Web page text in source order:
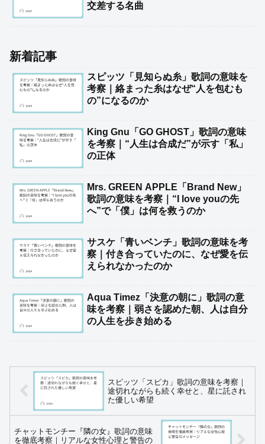
交差する名曲
新着記事
スピッツ「見知らぬ糸」歌詞の意味を
考察｜絡まった糸はなぜ“人を包むも
の”になるのか
King Gnu「GO GHOST」歌詞の意味
を考察｜“人生は合成だ”が示す「私」
の正体
Mrs. GREEN APPLE「Brand New」
歌詞の意味を考察｜“I love youの先
へ”で「僕」は何を救うのか
サスケ「青いベンチ」歌詞の意味を考
察｜付き合っていたのに、なぜ愛を伝
えられなかったのか
Aqua Timez「決意の朝に」歌詞の意
味を考察｜弱さを認めた朝、人は自分
の人生を歩き始める
スピッツ「スピカ」歌詞の意味を考察｜
途切れながらも続く幸せと、星に託され
た優しい希望
チャットモンチー『隣の女』歌詞の意味
を徹底考察｜リアルな女性心理と警告の